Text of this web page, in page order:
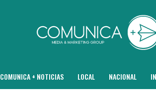
COMUNICA + NOTICIAS LOCAL NACIONAL